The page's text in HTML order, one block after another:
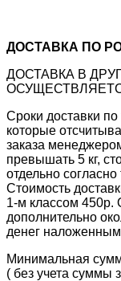
ДОСТАВКА ПО
ДОСТАВКА В
Сроки доставки
которые
заказа
превышать 5 кг,
отдельно
Стоимость
1-м классом 450р.
дополнительно
денег
Минимальная
( без учета суммы